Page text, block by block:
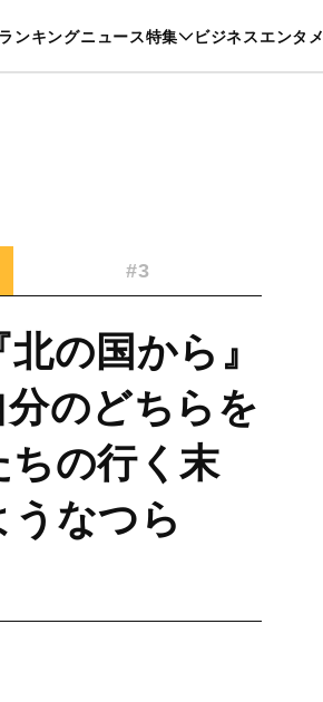
ランキングニュース特集 ビジネスエンタメ
し スポーツ ヘルスケア 美容 グルメ
#3
の国から』
のどちらを
ちの行く末
なつら